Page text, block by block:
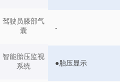
驾驶员膝部气
囊
智能胎压监视
系统
-
●胎压显示